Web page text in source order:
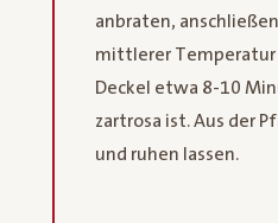
anbraten,
mittlerer Temperatur
Deckel etwa 8-10
zartrosa ist. Aus der
und ruhen lassen.